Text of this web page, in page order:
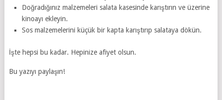
Doğradığınız malzemeleri salata kasesinde karıştırın ve üzerine
kinoayı ekleyin.
Sos malzemelerini küçük bir kapta karıştırıp salataya dökün.
İşte hepsi bu kadar. Hepinize afiyet olsun.
Bu yazıyı paylaşın!